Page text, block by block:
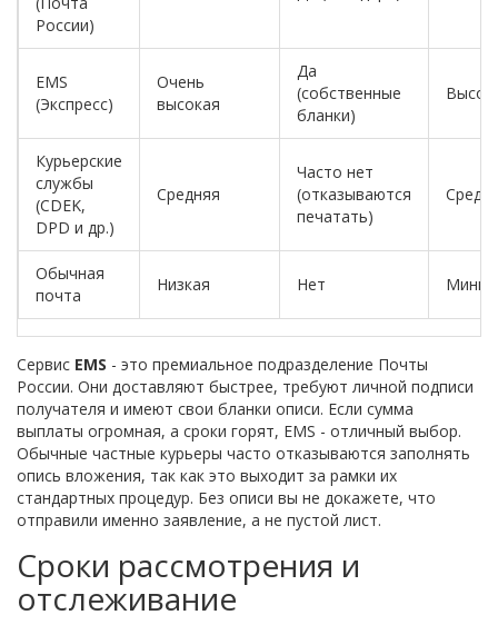
России)
EMS
(Экспресс)
Очень
высокая
Да
(собственные
бланки)
Курьерские
службы
(CDEK,
DPD и др.)
Средняя
Часто нет
(отказываются
печатать)
Обычная
почта
Низкая Нет
Сервис EMS - это премиальное подразделение Почты
России. Они доставляют быстрее, требуют личной подписи
получателя и имеют свои бланки описи. Если сумма
выплаты огромная, а сроки горят, EMS - отличный выбор.
Обычные частные курьеры часто отказываются заполнять
опись вложения, так как это выходит за рамки их
стандартных процедур. Без описи вы не докажете, что
отправили именно заявление, а не пустой лист.
Сроки рассмотрения и
отслеживание